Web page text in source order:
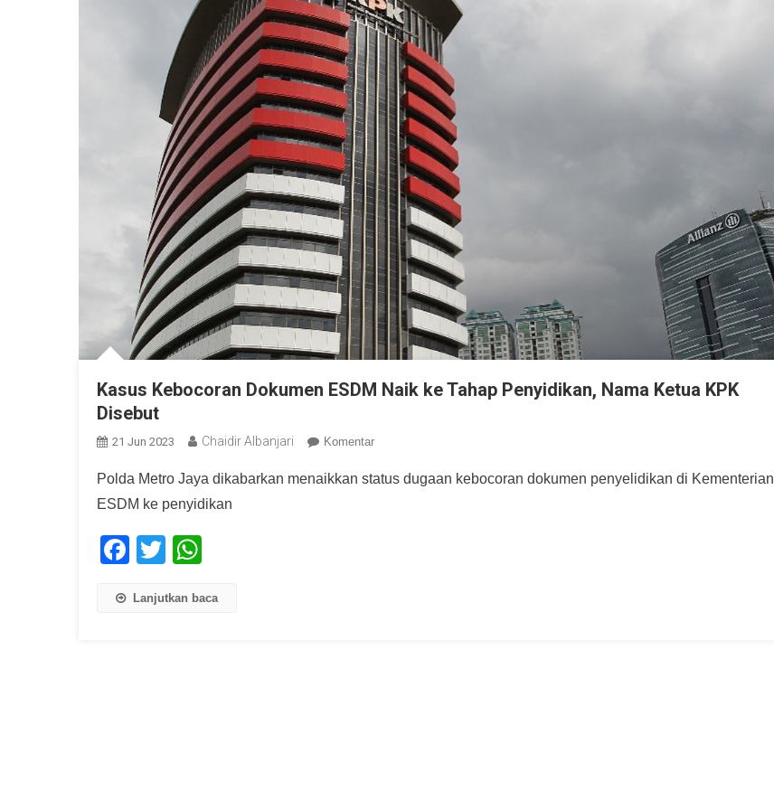
Kasus Kebocoran Dokumen ESDM Naik ke Tahap Penyidikan, Nama Ketua KPK
Disebut
21 Jun 2023 Chaidir Albanjari Komentar
Polda Metro Jaya dikabarkan menaikkan status dugaan kebocoran dokumen penyelidikan di Kementerian
ESDM ke penyidikan
Facebook
Twitter
Lanjutkan baca